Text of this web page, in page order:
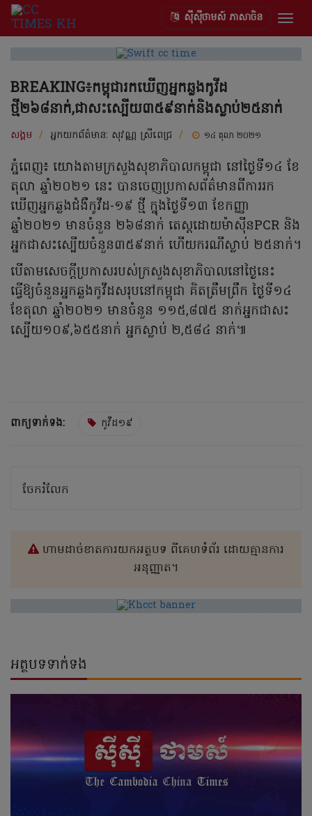
ស៊ីស៊ីថាមស៍ ភាសាចិន
BREAKING៖កម្ពុជារកឃើញអ្នកឆ្លងកូវីដ
ថ្មី២៦៨នាក់,ជាសះស្បើយ៣៥៩នាក់និងស្លាប់២៥នាក់
សង្គម / អ្នកយកព័ត៌មាន: សុវណ្ណ ស្រីពេជ្រ / ១៤ តុលា ២០២១
ភ្នំពេញ៖ យោងតាមក្រសួងសុខាភិបាលកម្ពុជា នៅថ្ងៃទី១៤ ខែ
តុលា ឆ្នាំ២០២១ នេះ បានចេញប្រកាសព័ត៌មានពីការរក
ឃើញអ្នកឆ្លងជំងឺកូវីដ-១៩ ថ្មី ក្នុងថ្ងៃទី១៣ ខែកញ្ញា
ឆ្នាំ២០២១ មានចំនួន ២៦៨នាក់ តេស្តដោយម៉ាស៊ីនPCR និង
អ្នកជាសះស្បើយចំនួន៣៥៩នាក់ ហើយករណីស្លាប់ ២៥នាក់។
បើតាមសេចក្ដីប្រកាសរបស់ក្រសួងសុខាភិបាលនៅថ្ងៃនេះ
ធ្វើឱ្យចំនួនអ្នកឆ្លងកូវីដសរុបនៅកម្ពុជា គិតត្រឹមព្រឹក ថ្ងៃទី១៤
ខែតុលា ឆ្នាំ២០២១ មានចំនួន ១១៥,៨៧៥ នាក់អ្នកជាសះ
ស្បើយ១០៩,៦៥៥នាក់ អ្នកស្លាប់ ២,៥៨៤ នាក់៕
ពាក្យទាក់ទង: កូវីដ១៩
ចែករំលែក
ហាមដាច់ខាតការយកអត្ថបទ ពីគេហទំព័រ ដោយគ្មានការ
អនុញ្ញាត។
អត្ថបទទាក់ទង